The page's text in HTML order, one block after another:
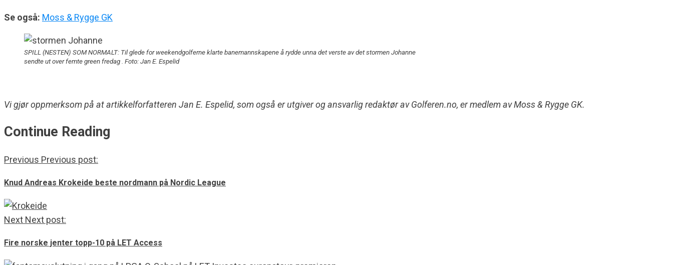
Se også: Moss & Rygge GK
SPILL (NESTEN) SOM NORMALT: Til glede for weekendgolferne klarte banemannskapene å rydde unna det verste av det stormen Johanne
sendte ut over femte green fredag . Foto: Jan E. Espelid
Vi gjør oppmerksom på at artikkelforfatteren Jan E. Espelid, som også er utgiver og ansvarlig redaktør av Golferen.no, er medlem av Moss & Rygge GK.
Continue Reading
Previous Previous post:
Knud Andreas Krokeide beste nordmann på Nordic League
Next Next post:
Fire norske jenter topp-10 på LET Access